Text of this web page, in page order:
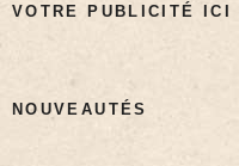
VOTRE PUBLICITÉ ICI
NOUVEAUTÉS